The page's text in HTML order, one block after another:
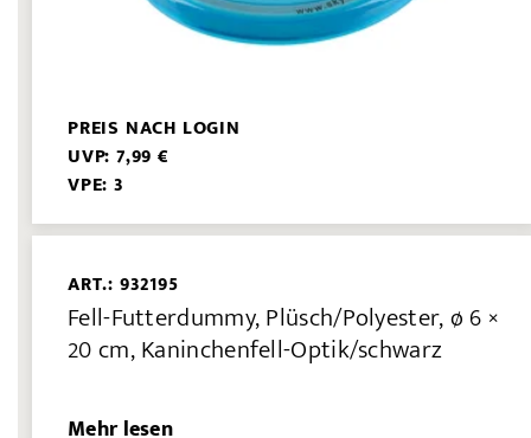
PREIS NACH LOGIN
UVP: 7,99 €
VPE: 3
ART.: 932195
Fell-Futterdummy, Plüsch/Polyester, ø 6 ×
20 cm, Kaninchenfell-Optik/schwarz
Mehr lesen